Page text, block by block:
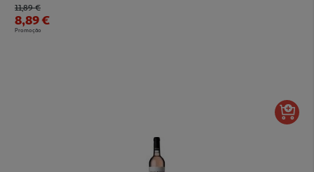
Price reduced from
11,89 €to
8,89 €
Promoção